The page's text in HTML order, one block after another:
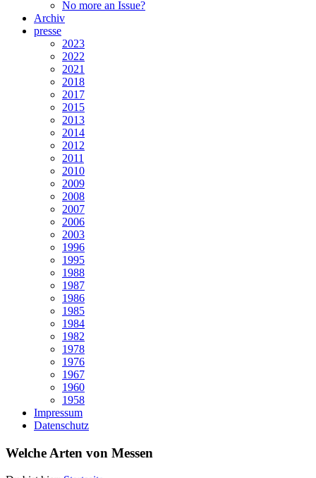
No more an Issue?
Archiv
presse
2023
2022
2021
2018
2017
2015
2013
2014
2012
2011
2010
2009
2008
2007
2006
2003
1996
1995
1988
1987
1986
1985
1984
1982
1978
1976
1967
1960
1958
Impressum
Datenschutz
Welche Arten von Messen